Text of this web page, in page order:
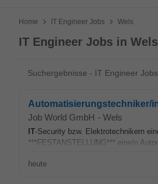
Home > IT Engineer Jobs > Wels
IT Engineer Jobs in Wels
Suchergebnisse - IT Engineer
Automatisierungstechniker/
Job World GmbH - Wels
IT-Security bzw. Elektrotechnikern
***FESTANSTELLUNG*** eine/n
heute